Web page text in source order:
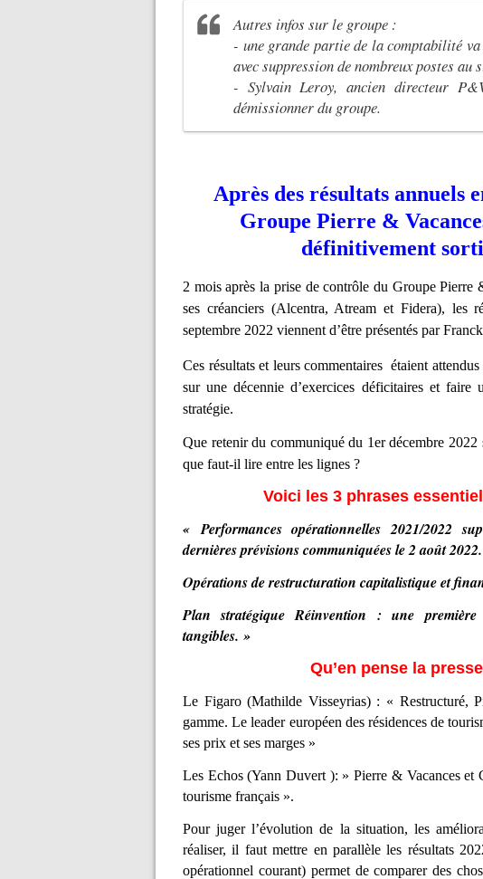
Autres infos sur le groupe :
- une grande partie de la comptabilité
avec suppression de nombreux postes au
- Sylvain Leroy, ancien directeur
démissionner du groupe.
Après des résultats annuels
Groupe Pierre &
définitivement sorti
2 mois après la prise de contrôle du Groupe Pierre
ses créanciers (Alcentra, Atream et Fidera), les
septembre 2022 viennent d’être présentés par
Ces résultats et leurs commentaires étaient
sur une décennie d’exercices déficitaires et
stratégie.
Que retenir du communiqué du 1er décembre 2022
que faut-il lire entre les lignes ?
Voici les 3 phrases
« Performances opérationnelles 2021/2022
dernières prévisions communiquées le 2 août 2022.
Opérations de restructuration capitalistique et
Plan stratégique Réinvention : une première
tangibles. »
Qu’en pense la
Le Figaro (Mathilde Visseyrias) : « Restructuré,
gamme. Le leader européen des résidences de
ses prix et ses marges »
Les Echos (Yann Duvert ): » Pierre & Vacances et
tourisme français ».
Pour juger l’évolution de la situation, les
réaliser, il faut mettre en parallèle les résultats
opérationnel courant) permet de comparer des